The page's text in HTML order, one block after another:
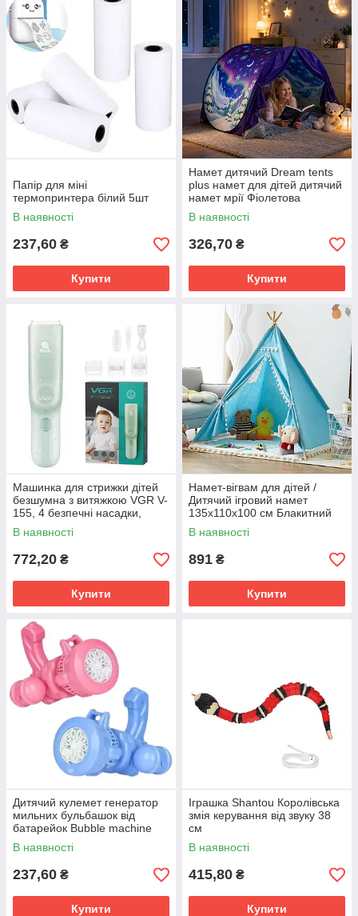
Папір для міні
термопринтера білий 5шт
В наявності
237,60 ₴
Купити
Намет дитячий Dream tents
plus намет для дітей дитячий
намет мрії Фіолетова
В наявності
326,70 ₴
Купити
Машинка для стрижки дітей
безшумна з витяжкою VGR V-
155, 4 безпечні насадки,
IPX8, зелена
В наявності
772,20 ₴
Купити
Намет-вігвам для дітей /
Дитячий ігровий намет
135х110х100 см Блакитний
В наявності
891 ₴
Купити
Дитячий кулемет генератор
мильних бульбашок від
батарейок Bubble machine
toy
В наявності
237,60 ₴
Купити
Іграшка Shantou Королівська
змія керування від звуку 38
см
В наявності
415,80 ₴
Купити